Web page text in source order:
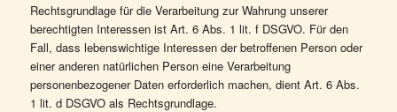
Rechtsgrundlage für die Verarbeitung zur Wahrung unserer
berechtigten Interessen ist Art. 6 Abs. 1 lit. f DSGVO. Für den
Fall, dass lebenswichtige Interessen der betroffenen Person oder
einer anderen natürlichen Person eine Verarbeitung
personenbezogener Daten erforderlich machen, dient Art. 6 Abs.
1 lit. d DSGVO als Rechtsgrundlage.